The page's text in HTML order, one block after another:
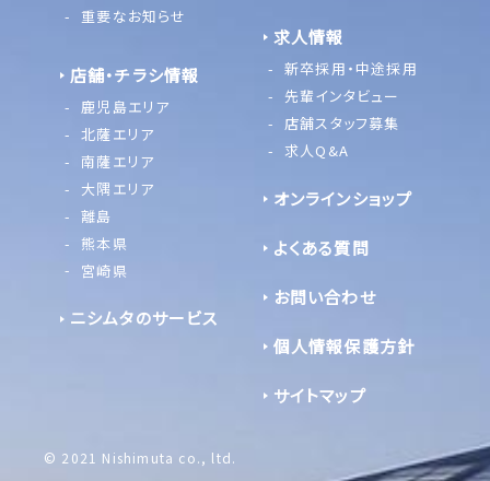
重要なお知らせ
店舗・チラシ情報
鹿児島エリア
北薩エリア
南薩エリア
大隅エリア
離島
熊本県
宮崎県
ニシムタのサービス
求人情報
新卒採用・中途採用
先輩インタビュー
店舗スタッフ募集
求人Q&A
オンラインショップ
よくある質問
お問い合わせ
個人情報保護方針
サイトマップ
© 2021 Nishimuta co., ltd.